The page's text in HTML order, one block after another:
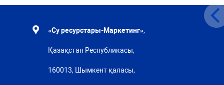
«Су ресурстары-Маркетинг»,
Қазақстан Республикасы,
160013, Шымкент қаласы,